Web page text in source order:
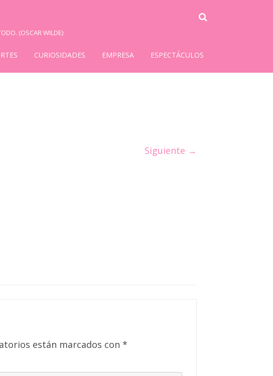
(OSCAR WILDE)
CURIOSIDADES EMPRESA ESPECTÁCULOS
Siguiente →
están marcados con *